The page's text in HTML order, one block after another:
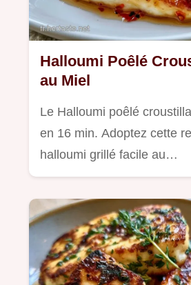
Halloumi Poêlé
au Miel
Le Halloumi poêlé
en 16 min. Adoptez cette
halloumi grillé facile au…